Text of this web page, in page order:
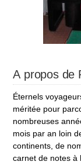
A propos de
Éternels
méritée pour
nombreuses
mois par an loin
continents, de
carnet de notes à